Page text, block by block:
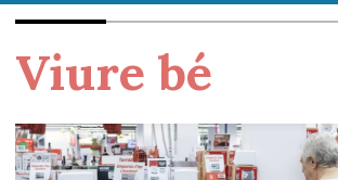
Viure bé